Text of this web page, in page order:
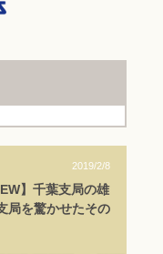
2019/2/8
】千葉支局の雄
を驚かせたその